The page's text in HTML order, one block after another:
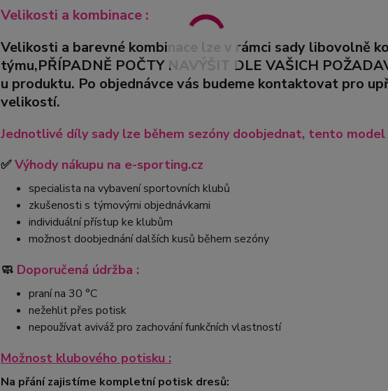
Velikosti a kombinace :
Velikosti a barevné kombinace lze v rámci sady libovolně
týmu,PŘÍPADNĚ POČTY NAVÝŠIT DLE VAŠICH
u produktu. Po objednávce vás budeme kontaktovat pro
velikostí.
Jednotlivé díly sady lze během sezóny doobjednat, tento
✅Výhody nákupu na e-sporting.cz
specialista na vybavení sportovních klubů
zkušenosti s týmovými objednávkami
individuální přístup ke klubům
možnost doobjednání dalších kusů během sezóny
🧼 Doporučená údržba :
praní na 30 °C
nežehlit přes potisk
nepoužívat aviváž pro zachování funkčních vlastností
Možnost klubového potisku :
Na přání zajistíme kompletní potisk dresů: